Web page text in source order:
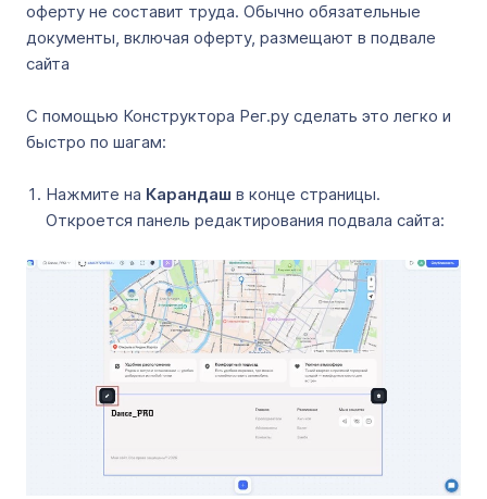
оферту не составит труда. Обычно обязательные
документы, включая оферту, размещают в подвале
сайта
С помощью Конструктора Рег.ру сделать это легко и
быстро по шагам:
Нажмите на Карандаш в конце страницы.
Откроется панель редактирования подвала сайта: